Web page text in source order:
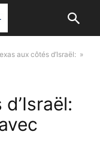
aux côtés d’Israël: »